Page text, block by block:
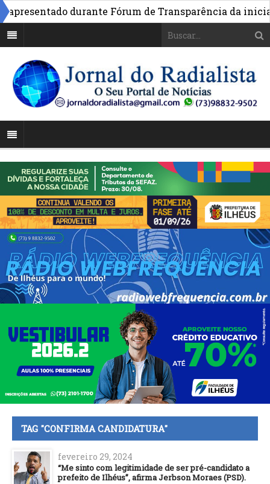
durante Fórum de Transparência da
TAG "CONFIRMA CANDIDATURA"
fevereiro 29, 2024
“Me sinto com legitimidade de ser pré-candidato a
prefeito de Ilhéus”, afirma Jerbson Moraes (PSD).